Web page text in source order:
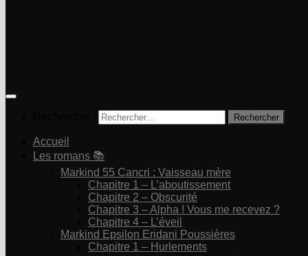
Accueil
Les romans 📚
Markind 55 Cancri : Vaisseau mère
Chapitre 1 – L’aboutissement
Chapitre 2 – Obscurité
Chapitre 3 – Alpha ! Vous me recevez ?
Chapitre 4 – L’éveil
Markind Epsilon Eridani Poussières
Chapitre 1 – Hurlements